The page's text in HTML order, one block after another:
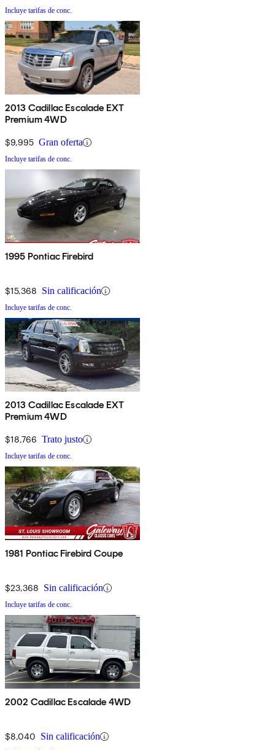
Incluye tarifas de conc.
2013 Cadillac Escalade EXT
Premium 4WD
$9,995 Gran oferta
Incluye tarifas de conc.
1995 Pontiac Firebird
$15,368 Sin calificación
Incluye tarifas de conc.
2013 Cadillac Escalade EXT
Premium 4WD
$18,766 Trato justo
Incluye tarifas de conc.
1981 Pontiac Firebird Coupe
$23,368 Sin calificación
Incluye tarifas de conc.
2002 Cadillac Escalade 4WD
$8,040 Sin calificación